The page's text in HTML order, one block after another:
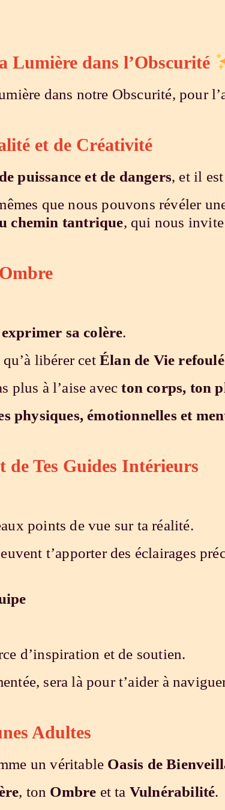
Lumière dans l’Obscurité
dans notre Obscurité, pour
et de Créativité
puissance et de dangers, et il
que nous pouvons révéler
chemin tantrique, qui nous
sa colère.
qu’à libérer cetÉlan de Vie refoulé
plus à l’aise avecton corps, ton
physiques, émotionnelles et
de Tes Guides Intérieurs
points de vue sur ta réalité.
t’apporter des éclairages
d’inspiration et de soutien.
sera là pour t’aider à
Adultes
un véritable Oasis de
, ton Ombre et ta Vulnérabilité.